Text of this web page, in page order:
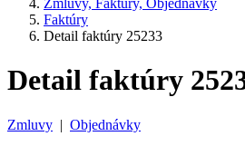
Zmluvy, Faktúry, Objednávky
Faktúry
Detail faktúry 25233
Detail faktúry
Zmluvy | Objednávky